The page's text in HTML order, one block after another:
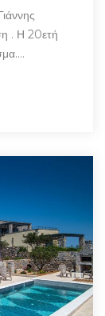
. Η 20ετή